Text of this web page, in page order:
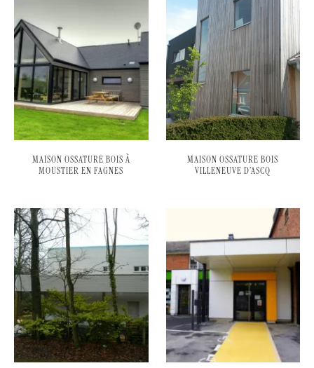
MAISON OSSATURE BOIS À
MOUSTIER EN FAGNES
MAISON OSSATURE BOIS
VILLENEUVE D’ASCQ